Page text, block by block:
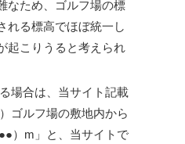
なため、ゴルフ場の標
れる標高でほぼ統一し
起こりうると考えられ
場合は、当サイト記載
ゴルフ場の敷地内から
）m」と、当サイトで